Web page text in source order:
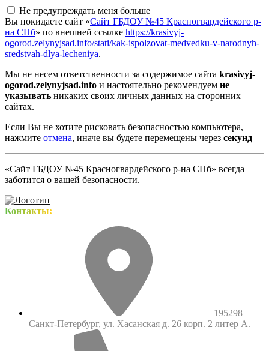
Не предупреждать меня больше
Вы покидаете сайт «Сайт ГБДОУ №45 Красногвардейского р-
на СПб» по внешней ссылке https://krasivyj-
ogorod.zelynyjsad.info/stati/kak-ispolzovat-medvedku-v-narodnyh-
sredstvah-dlya-lecheniya.
Мы не несем ответственности за содержимое сайта krasivyj-
ogorod.zelynyjsad.info и настоятельно рекомендуем не
указывать никаких своих личных данных на сторонних
сайтах.
Если Вы не хотите рисковать безопасностью компьютера,
нажмите отмена, иначе вы будете перемещены через секунд
«Сайт ГБДОУ №45 Красногвардейского р-на СПб» всегда
заботится о вашей безопасности.
Контакты:
195298
Санкт-Петербург, ул. Хасанская д. 26 корп. 2 литер А.